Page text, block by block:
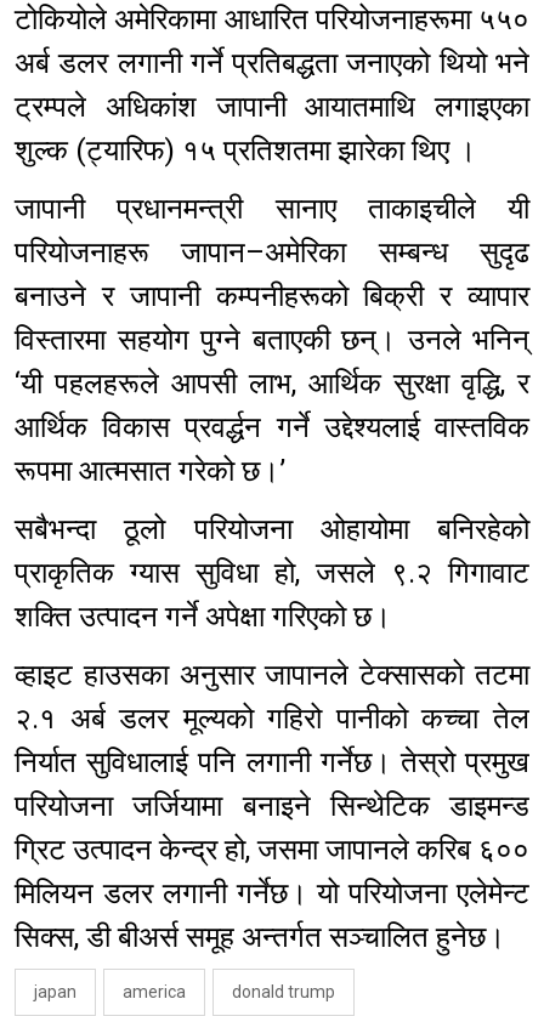
टोकियोले अमेरिकामा आधारित परियोजनाहरूमा ५५०
अर्ब डलर लगानी गर्ने प्रतिबद्धता जनाएको थियो भने
ट्रम्पले अधिकांश जापानी आयातमाथि लगाइएका
शुल्क (ट्यारिफ) १५ प्रतिशतमा झारेका थिए ।
जापानी प्रधानमन्त्री सानाए ताकाइचीले यी
परियोजनाहरू जापान–अमेरिका सम्बन्ध सुदृढ
बनाउने र जापानी कम्पनीहरूको बिक्री र व्यापार
विस्तारमा सहयोग पुग्ने बताएकी छन्। उनले भनिन्
‘यी पहलहरूले आपसी लाभ, आर्थिक सुरक्षा वृद्धि, र
आर्थिक विकास प्रवर्द्धन गर्ने उद्देश्यलाई वास्तविक
रूपमा आत्मसात गरेको छ।’
सबैभन्दा ठूलो परियोजना ओहायोमा बनिरहेको
प्राकृतिक ग्यास सुविधा हो, जसले ९.२ गिगावाट
शक्ति उत्पादन गर्ने अपेक्षा गरिएको छ।
व्हाइट हाउसका अनुसार जापानले टेक्सासको तटमा
२.१ अर्ब डलर मूल्यको गहिरो पानीको कच्चा तेल
निर्यात सुविधालाई पनि लगानी गर्नेछ। तेस्रो प्रमुख
परियोजना जर्जियामा बनाइने सिन्थेटिक डाइमन्ड
ग्रिट उत्पादन केन्द्र हो, जसमा जापानले करिब ६००
मिलियन डलर लगानी गर्नेछ। यो परियोजना एलेमेन्ट
सिक्स, डी बीअर्स समूह अन्तर्गत सञ्चालित हुनेछ।
japan america donald trump